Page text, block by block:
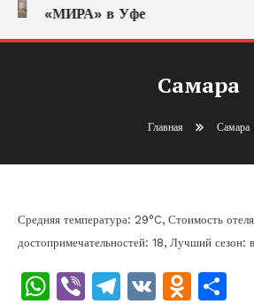
«МИРА» в Уфе
Самара
Главная Самара
Средняя температура: 29°C, Стоимость
достопримечательностей: 18, Лучший сезон:
WhatsApp
ViberTelegram
VK